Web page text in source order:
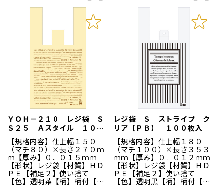
屋さん向け、ベーカリー、雑
貨店向け【商品特徴】フラン
ス語がデザインされたレジ
袋。エンボス加工された素材
となります。
屋さん向け、ベーカリー、雑
貨店向け【商品特徴】フラン
ス語がデザインされたレジ
袋。エンボス加工された素材
です。 ※無くなり次第廃盤
となります。
ＹＯＨ－２１０ レジ袋 Ｓ
Ｓ２５ Ａスタイル １００
枚入
【規格内容】仕上幅１５０
（マチ８０）×長さ２７０ｍ
ｍ【厚み】０．０１５ｍｍ
【形状】レジ袋【材質】ＨＤ
ＰＥ【補足２】使い捨て
【色】透明茶【柄】柄付【キ
レジ袋 Ｓ ストライプ ク
リア【ＰＢ】 １００枚入
【規格内容】仕上幅１８０
（マチ１００）×長さ３５３
ｍｍ【厚み】０．０１２ｍｍ
【形状】レジ袋【材質】ＨＤ
ＰＥ【補足２】使い捨て
【色】透明黒【柄】柄付【キ